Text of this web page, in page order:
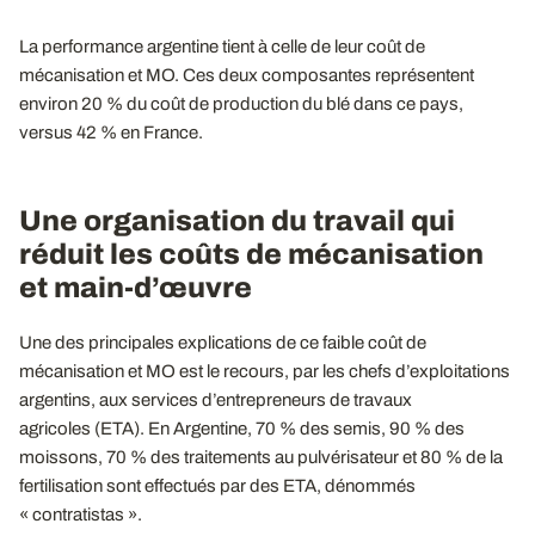
La performance argentine tient à celle de leur coût de
mécanisation et MO. Ces deux composantes représentent
environ 20 % du coût de production du blé dans ce pays,
versus 42 % en France.
Une organisation du travail qui
réduit les coûts de mécanisation
et main-d’œuvre
Une des principales explications de ce faible coût de
mécanisation et MO est le recours, par les chefs d’exploitations
argentins, aux services d’entrepreneurs de travaux
agricoles (ETA). En Argentine, 70 % des semis, 90 % des
moissons, 70 % des traitements au pulvérisateur et 80 % de la
fertilisation sont effectués par des ETA, dénommés
« contratistas ».